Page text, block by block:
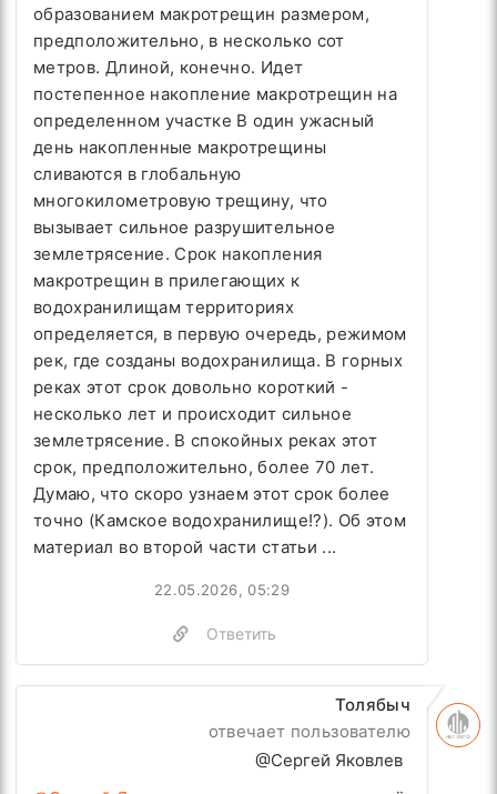
образованием макротрещин размером,
предположительно, в несколько сот
метров. Длиной, конечно. Идет
постепенное накопление макротрещин на
определенном участке В один ужасный
день накопленные макротрещины
сливаются в глобальную
многокилометровую трещину, что
вызывает сильное разрушительное
землетрясение. Срок накопления
макротрещин в прилегающих к
водохранилищам территориях
определяется, в первую очередь, режимом
рек, где созданы водохранилища. В горных
реках этот срок довольно короткий -
несколько лет и происходит сильное
землетрясение. В спокойных реках этот
срок, предположительно, более 70 лет.
Думаю, что скоро узнаем этот срок более
точно (Камское водохранилище!?). Об этом
материал во второй части статьи ...
Ответить
22.05.2026, 05:29
Толябыч
отвечает пользователю
@Сергей Яковлев